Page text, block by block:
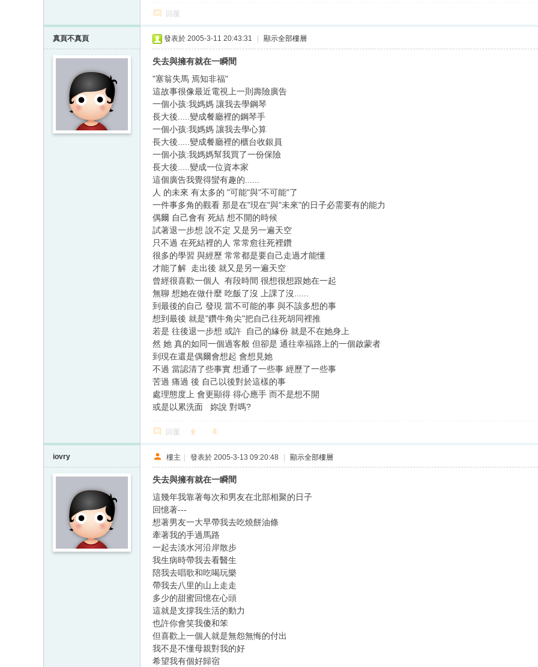
回覆
真頁不真頁 發表於 2005-3-11 20:43:31 顯示全部樓層
失去與擁有就在一瞬間
"塞翁失馬 焉知非福"
這故事很像最近電視上一則壽險廣告
一個小孩:我媽媽 讓我去學鋼琴
長大後.....變成餐廳裡的鋼琴手
一個小孩:我媽媽 讓我去學心算
長大後.....變成餐廳裡的櫃台收銀員
一個小孩:我媽媽幫我買了一份保險
長大後.....變成一位資本家
這個廣告我覺得蠻有趣的......
人 的未來 有太多的 "可能"與"不可能"了
一件事多角的觀看 那是在"現在"與"未來"的日子必需要有的能力
偶爾 自己會有 死結 想不開的時候
試著退一步想 說不定 又是另一遍天空
只不過 在死結裡的人 常常愈往死裡鑽
很多的學習 與經歷 常常都是要自己走過才能懂
才能了解 走出後 就又是另一遍天空
曾經很喜歡一個人 有段時間 很想很想跟她在一起
無聊 想她在做什麼 吃飯了沒 上課了沒......
到最後的自己 發現 當不可能的事 與不該多想的事
想到最後 就是"鑽牛角尖"把自己往死胡同裡推
若是 往後退一步想 或許 自己的緣份 就是不在她身上
然 她 真的如同一個過客般 但卻是 通往幸福路上的一個啟蒙者
到現在還是偶爾會想起 會想見她
不過 當認清了些事實 想通了一些事 經歷了一些事
苦過 痛過 後 自己以後對於這樣的事
處理態度上 會更顯得 得心應手 而不是想不開
或是以累洗面 妳說 對嗎?
回覆
iovry 樓主 | 發表於 2005-3-13 09:20:48 | 顯示全部樓層
失去與擁有就在一瞬間
這幾年我靠著每次和男友在北部相聚的日子
回憶著---
想著男友一大早帶我去吃燒餅油條
牽著我的手過馬路
一起去淡水河沿岸散步
我生病時帶我去看醫生
陪我去唱歌和吃喝玩樂
帶我去八里的山上走走
多少的甜蜜回憶在心頭
這就是支撐我生活的動力
也許你會笑我傻和笨
但喜歡上一個人就是無怨無悔的付出
我不是不懂母親對我的好
希望我有個好歸宿